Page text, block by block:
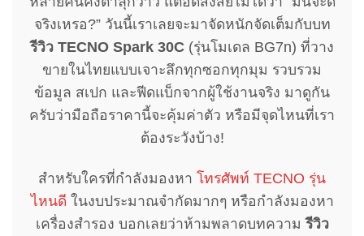
จริงเหรอ?” วันนี้เราเลยจะมาจัดหนักจัดเต็มกับบท
รีวิว TECNO Spark 30C (รุ่นโมเดล BG7n) ที่วาง
ขายในไทยแบบเจาะลึกทุกซอกทุกมุม รวบรวม
ข้อมูล สเปก และฟีดแบ็กจากผู้ใช้งานจริง มาดูกัน
ครับว่ามือถือราคานี้จะคุ้มค่าตัว หรือมีจุดไหนที่เรา
ต้องระวังบ้าง!
สำหรับใครที่กำลังมองหา โทรศัพท์ TECNO รุ่น
ไหนดี ในงบประมาณจำกัดมากๆ หรือกำลังมองหา
เครื่องสำรอง บอกเลยว่าห้ามพลาดบทความรีวิว